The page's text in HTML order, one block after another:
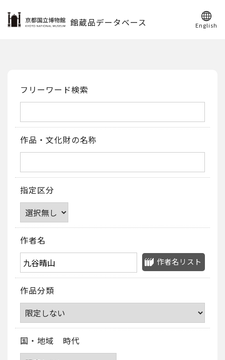
館蔵品データベース English
フリーワード検索
作品・文化財の名称
指定区分
作者名
作者名リスト
作品分類
国・地域 時代